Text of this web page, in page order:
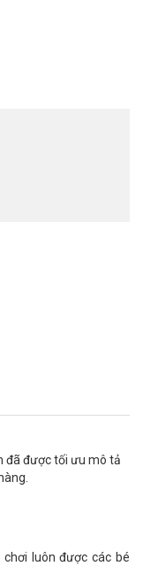
đã được tối ưu mô tả
luôn được các bé